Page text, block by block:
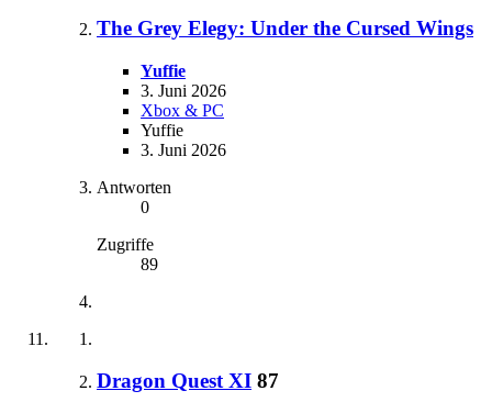
The Grey Elegy: Under the Cursed Wings
Yuffie
3. Juni 2026
Xbox & PC
Yuffie
3. Juni 2026
Antworten
0
Zugriffe
89
Dragon Quest XI 87